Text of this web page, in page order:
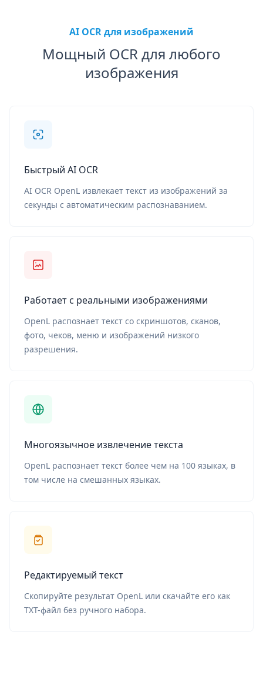
AI OCR для изображений
Мощный OCR для любого
изображения
Быстрый AI OCR
AI OCR OpenL извлекает текст из изображений за
секунды с автоматическим распознаванием.
Работает с реальными изображениями
OpenL распознает текст со скриншотов, сканов,
фото, чеков, меню и изображений низкого
разрешения.
Многоязычное извлечение текста
OpenL распознает текст более чем на 100 языках, в
том числе на смешанных языках.
Редактируемый текст
Скопируйте результат OpenL или скачайте его как
TXT-файл без ручного набора.